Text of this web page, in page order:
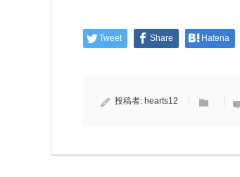
Tweet Share Hatena
投稿者: hearts12